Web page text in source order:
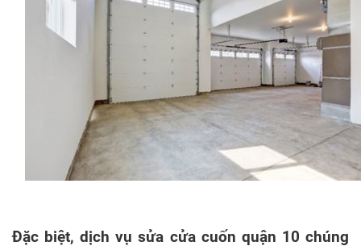
Đặc biệt, dịch vụ sửa cửa cuốn quận 10 chúng